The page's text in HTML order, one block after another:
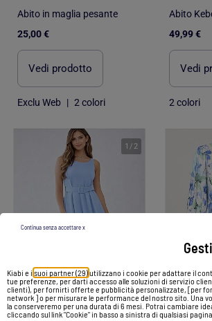
Kiabi e i suoi partner (29)utilizzano i cookie per adattare il
tue preferenze, per darti accesso alle soluzioni di servizio
clienti), per fornirti offerte e pubblicità personalizzate, [per
network ] o per misurare le performance del nostro sito. Una
la conserveremo per una durata di 6 mesi. Potrai cambiare
cliccando sul link "Cookie" in basso a sinistra di qualsiasi
Continua senza accettare x
Abito in maglia pesante
25,00 €
Vedi prodotto
Exclu Web | 2 colori
Abito
49,99 €
Vedi
2 colori
1 / 2
-38%